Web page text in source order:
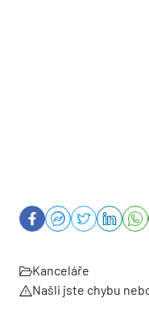
Kanceláře
Našli jste chybu